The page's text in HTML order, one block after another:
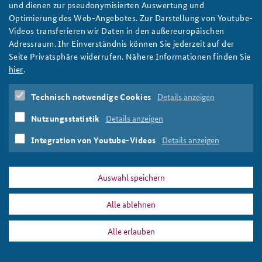
Anfahrt
Freundeskreis
Deutsches Forum Sicherheitspolitik
Arbeitskreis "Junge Sicherheitspolitiker"
Das Sicherheitspolitische Gespräch an der BAKS
Studierendenkonferenz Sicherheitspolitik gestalten
Newsletter-Archiv
PRESSE
und dienen zur pseudonymisierten Auswertung und
Optimierung des Web-Angebotes. Zur Darstellung von Youtube-
Videos transferieren wir Daten in den außereuropäischen
Adressraum. Ihr Einverständnis können Sie jederzeit auf der
Seite Privatsphäre widerrufen. Nähere Informationen finden Sie
hier.
Technisch notwendige Cookies Details anzeigen
Nutzungsstatistik Details anzeigen
Integration von Youtube-Videos Details anzeigen
Auswahl speichern
Alle ablehnen
Alle erlauben